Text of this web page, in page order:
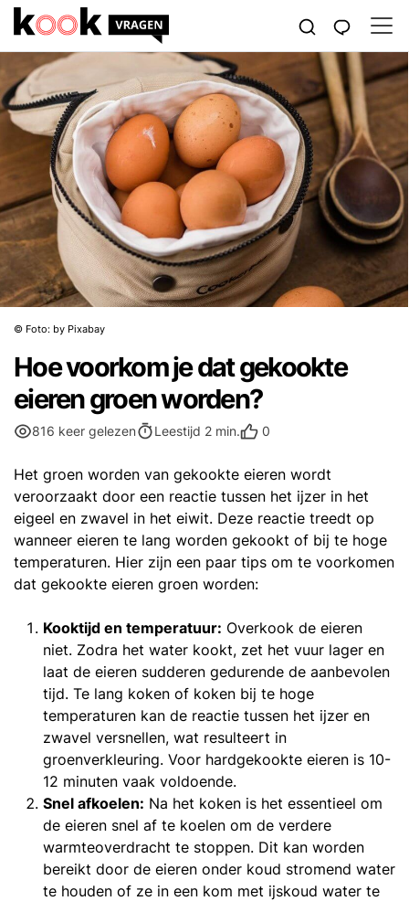
© Foto: by Pixabay
Hoe voorkom je dat gekookte
eieren groen worden?
816 keer gelezen Leestijd 2 min. 0
Het groen worden van gekookte eieren wordt
veroorzaakt door een reactie tussen het ijzer in het
eigeel en zwavel in het eiwit. Deze reactie treedt op
wanneer eieren te lang worden gekookt of bij te hoge
temperaturen. Hier zijn een paar tips om te voorkomen
dat gekookte eieren groen worden:
Kooktijd en temperatuur: Overkook de eieren
niet. Zodra het water kookt, zet het vuur lager en
laat de eieren sudderen gedurende de aanbevolen
tijd. Te lang koken of koken bij te hoge
temperaturen kan de reactie tussen het ijzer en
zwavel versnellen, wat resulteert in
groenverkleuring. Voor hardgekookte eieren is 10-
12 minuten vaak voldoende.
Snel afkoelen: Na het koken is het essentieel om
de eieren snel af te koelen om de verdere
warmteoverdracht te stoppen. Dit kan worden
bereikt door de eieren onder koud stromend water
te houden of ze in een kom met ijskoud water te